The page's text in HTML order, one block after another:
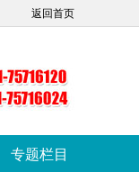
返回首页
专题栏目